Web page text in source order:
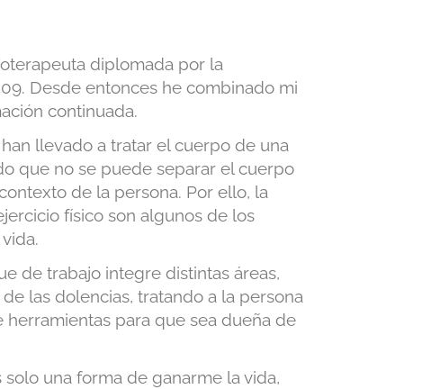
diplomada por la
Desde entonces he combinado mi
continuada.
llevado a tratar el cuerpo de una
que no se puede separar el cuerpo
de la persona. Por ello, la
físico son algunos de los
de trabajo integre distintas áreas,
las dolencias, tratando a la persona
para que sea dueña de
una forma de ganarme la vida,